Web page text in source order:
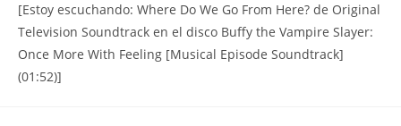
[Estoy escuchando: Where Do We Go From Here? de Original
Television Soundtrack en el disco Buffy the Vampire Slayer:
Once More With Feeling [Musical Episode Soundtrack]
(01:52)]